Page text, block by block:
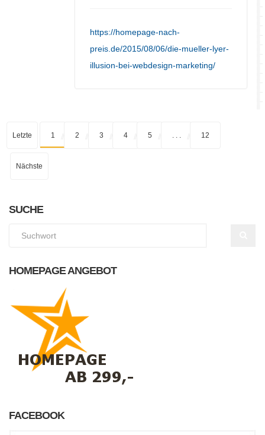
https://homepage-nach-
preis.de/2015/08/06/die-mueller-lyer-
illusion-bei-webdesign-marketing/
Letzte 1 2 3 4 5 12
Nächste
SUCHE
HOMEPAGE ANGEBOT
FACEBOOK